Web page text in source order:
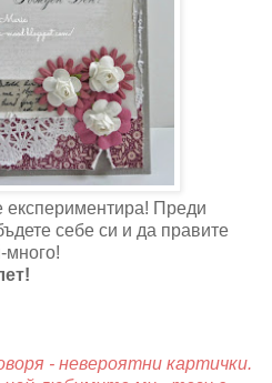
експериментира! Преди
себе си и да правите
много!
- невероятни картички.